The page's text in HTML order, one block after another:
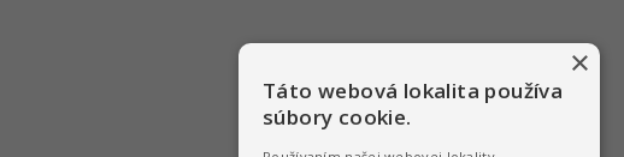
×
Táto webová lokalita používa
súbory cookie.